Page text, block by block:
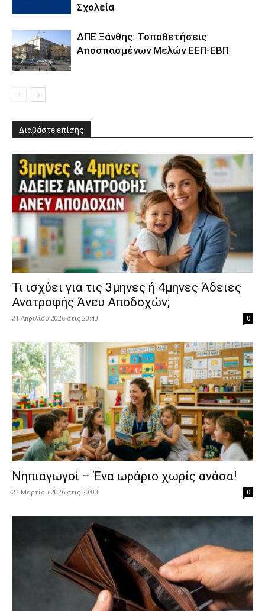
Σχολεία
ΔΠΕ Ξάνθης: Τοποθετήσεις
Αποσπασμένων Μελών ΕΕΠ-ΕΒΠ
Διαβάστε επίσης
​Τι ισχύει για τις 3μηνες ή 4μηνες Άδειες
Ανατροφής Άνευ Αποδοχών;
21 Απριλίου 2026 στις 20:43 0
Νηπιαγωγοί – Ένα ωράριο χωρίς ανάσα!
23 Μαρτίου 2026 στις 20:03 0